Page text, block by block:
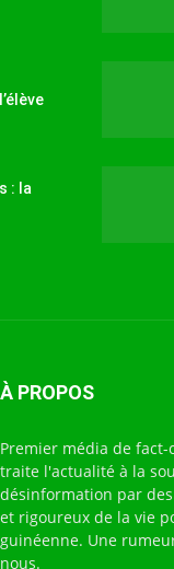
: la
À PROPOS
Premier média de
traite l'actualité à la
désinformation par
et rigoureux de la vie
guinéenne. Une
nous.